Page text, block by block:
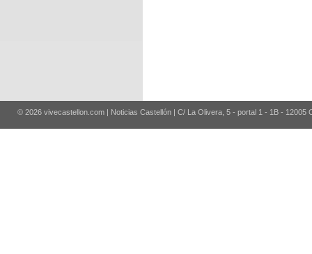
© 2026 vivecastellon.com | Noticias Castellón | C/ La Olivera, 5 - portal 1 - 1B - 12005